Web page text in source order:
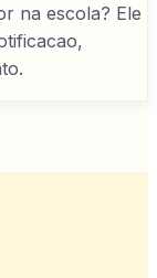
na escola? Ele